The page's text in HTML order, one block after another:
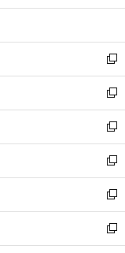
開
ウ
開
く
ン
ウ
で
開
く
ウ
ン
ド
ウ
で
開
く
し
ウ
ィ
ン
ド
ウ
で
開
く
新
し
い
ウ
ィ
ン
ド
ウ
で
開
く
新
し
い
ウ
ィ
ン
ド
ウ
で
開
新
し
い
ウ
ィ
ン
ド
ウ
新
し
い
ウ
ィ
ン
新
し
い
ウ
新
し